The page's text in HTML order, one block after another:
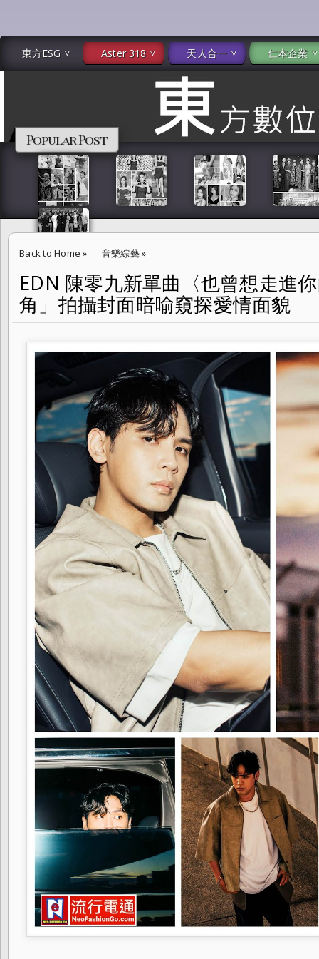
東方ESG Aster 318 天人合一 仁本企業
Popular Post
Back to Home » 音樂綜藝»
EDN 陳零九新單曲〈也曾想走進你的心底〉採「偷拍視角」拍攝封面暗
EDN 陳零九新單曲〈也曾想走進
角」拍攝封面暗喻窺探愛情面貌